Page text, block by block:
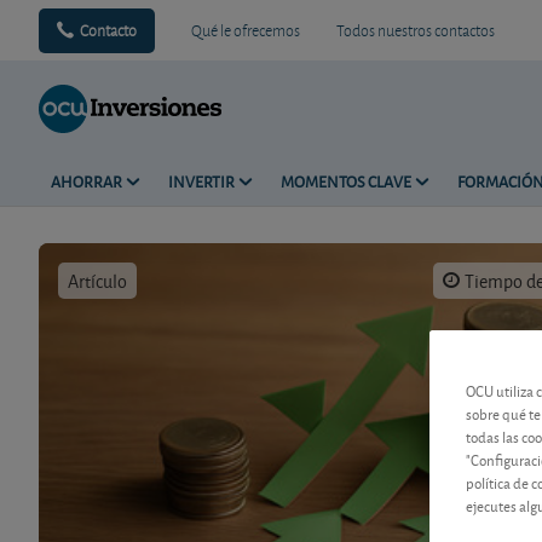
Contacto Qué le ofrecemos Todos nuestros contactos
AHORRAR INVERTIR MOMENTOS CLAVE FORMACIÓN
Artículo Tiempo
OCU utiliza
sobre qué
todas las
política de
ejecutes